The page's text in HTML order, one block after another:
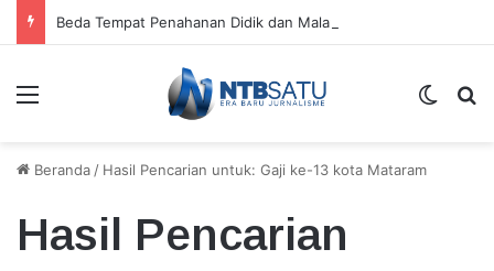
Menu
Beranda / Hasil Pencarian untuk: Gaji ke-13 kota Mataram
Hasil Pencarian